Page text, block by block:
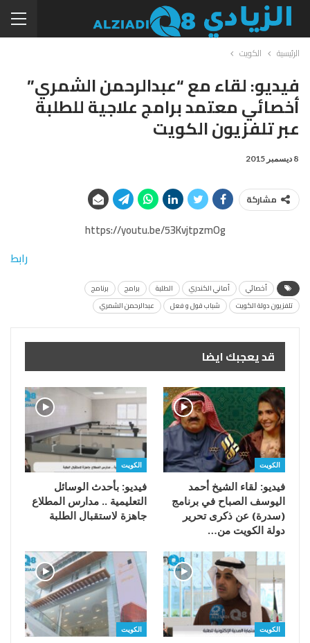
الرئيسية الكويت
فيديو: لقاء مع “عبدالرحمن الشمري”
أخصائي معتمد برامج علاجية للطلبة
عبر تلفزيون الكويت
8 ديسمبر 2015
مشاركة
https://youtu.be/53KvjtpzmOg
رابط
أخصائي أماني الكندري الطلبة برامج
برنامج
تلفزيون دولة الكويت
شباب قول و فعل عبدالرحمن الشمري
قد يعجبك ايضا
الكويت
فيديو: لقاء الشيخ أحمد
اليوسف الصباح في برنامج
(سدرة) عن ذكرى تحرير
دولة الكويت من…
الكويت
فيديو: بأحدث الوسائل
التعليمية .. مدارس المطلاع
جاهزة لاستقبال الطلبة
الكويت الكويت